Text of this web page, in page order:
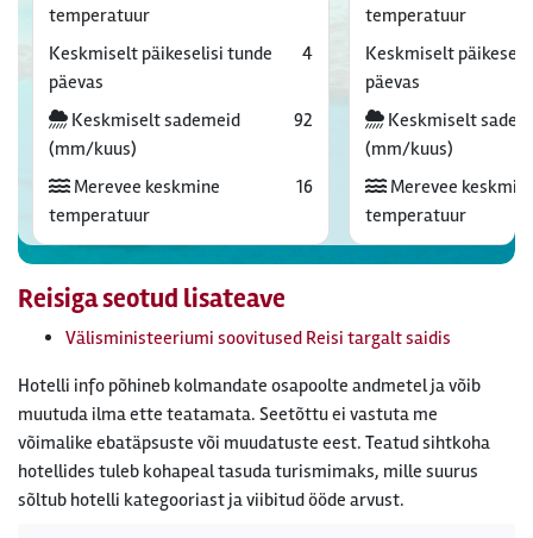
temperatuur
Keskmiselt päikeselisi tunde
päevas
4
Keskmiselt sademeid
(mm/kuus)
92
Merevee keskmine
temperatuur
16
temperatuur
Keskmiselt
päevas
Keskmiselt
(mm/kuus)
Merevee
temperatuur
Reisiga seotud lisateave
Välisministeeriumi soovitused Reisi targalt saidis
Hotelli info põhineb kolmandate osapoolte andmetel ja võib
muutuda ilma ette teatamata. Seetõttu ei vastuta me
võimalike ebatäpsuste või muudatuste eest. Teatud sihtkoha
hotellides tuleb kohapeal tasuda turismimaks, mille suurus
sõltub hotelli kategooriast ja viibitud ööde arvust.